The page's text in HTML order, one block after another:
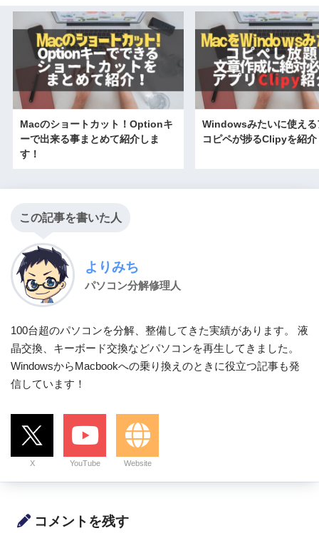
Macのショートカット！Optionキ
ーで出来る事まとめて紹介しま
す！
Windowsみたいに使える
コピペが捗るClipyを紹介
この記事を書いた人
よりみち
パソコン分解修理人
100台超のパソコンを分解、整備してきた実績があります。 液
晶交換、キーボード交換などパソコンを再生してきました。
WindowsからMacbookへの乗り換えのときに役立つ記事も発
信しています！
X YouTube Website
コメントを残す